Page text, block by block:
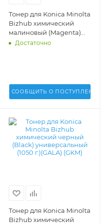
Тонер для Konica Minolta
Bizhub химический
малиновый (Magenta)
универсальный (1050 г.)
Достаточно
СООБЩИТЬ О ПОСТУПЛЕНИИ
Тонер для Konica Minolta
Bizhub химический